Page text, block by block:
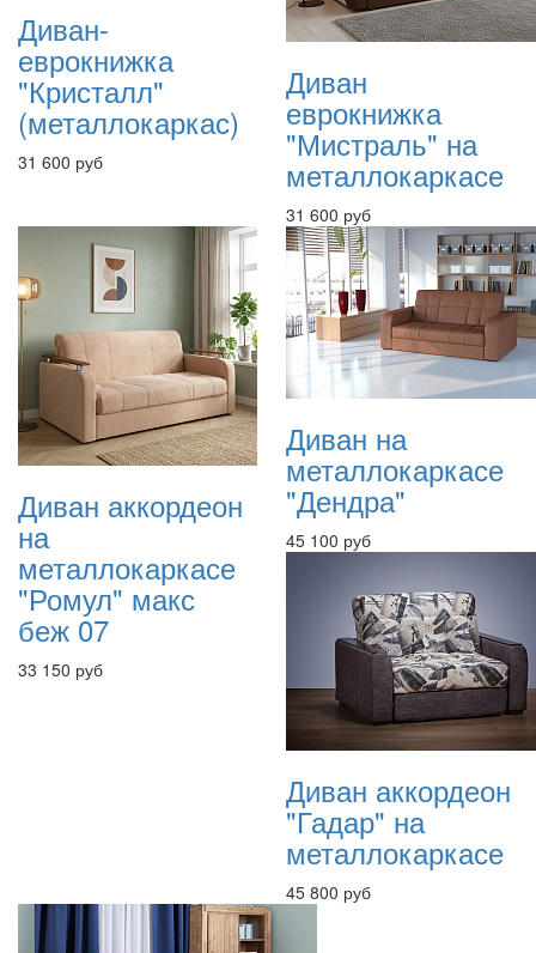
Диван-
еврокнижка
"Кристалл"
(металлокаркас)
31 600 руб
Диван
еврокнижка
"Мистраль" на
металлокаркасе
31 600 руб
Диван аккордеон
на
металлокаркасе
"Ромул" макс
беж 07
33 150 руб
Диван на
металлокаркасе
"Дендра"
45 100 руб
Диван аккордеон
"Гадар" на
металлокаркасе
45 800 руб